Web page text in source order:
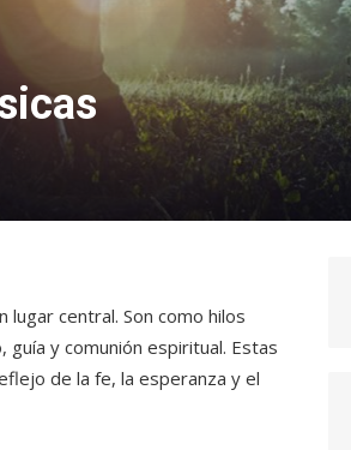
lugar central. Son como hilos
y comunión espiritual. Estas
de la fe, la esperanza y el